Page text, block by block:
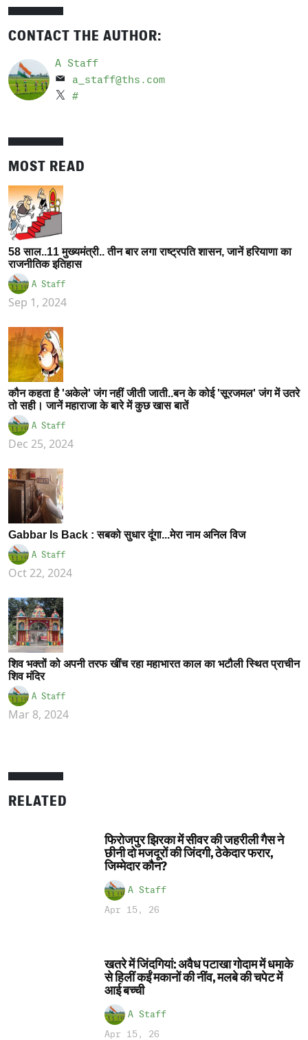
CONTACT THE AUTHOR:
A Staff
a_staff@ths.com
#
MOST READ
58 साल..11 मुख्यमंत्री.. तीन बार लगा राष्ट्रपति शासन, जानें हरियाणा का
राजनीतिक इतिहास
A Staff
Sep 1, 2024
कौन कहता है 'अकेले' जंग नहीं जीती जाती..बन के कोई 'सूरजमल' जंग में उतरे
तो सही। जानें महाराजा के बारे में कुछ खास बातें
A Staff
Dec 25, 2024
Gabbar Is Back : सबको सुधार दूंगा...मेरा नाम अनिल विज
A Staff
Oct 22, 2024
शिव भक्तों को अपनी तरफ खींच रहा महाभारत काल का भटौली स्थित प्राचीन
शिव मंदिर
A Staff
Mar 8, 2024
RELATED
फिरोजपुर झिरका में सीवर की जहरीली गैस ने
छीनी दो मजदूरों की जिंदगी, ठेकेदार फरार,
जिम्मेदार कौन?
A Staff
Apr 15, 26
खतरे में जिंदगियां: अवैध पटाखा गोदाम में धमाके
से हिलीं कईं मकानों की नींव, मलबे की चपेट में
आई बच्ची
A Staff
Apr 15, 26